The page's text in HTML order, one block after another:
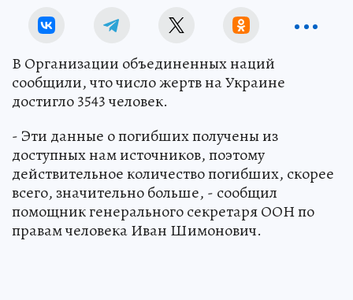
В Организации объединенных наций
сообщили, что число жертв на Украине
достигло 3543 человек.
- Эти данные о погибших получены из
доступных нам источников, поэтому
действительное количество погибших, скорее
всего, значительно больше, - сообщил
помощник генерального секретаря ООН по
правам человека Иван Шимонович.